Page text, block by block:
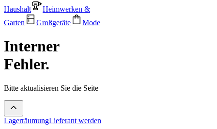
Haushalt
Heimwerken &
Garten
Großgeräte Mode
Interner
Fehler.
Bitte aktualisieren Sie die Seite
LagerräumungLieferant werden